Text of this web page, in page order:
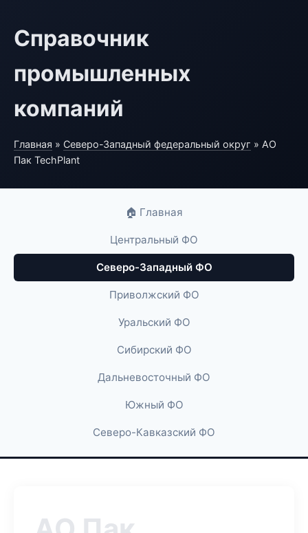
Справочник
промышленных
компаний
Главная » Северо-Западный федеральный округ » АО
Пак TechPlant
🏠 Главная
Центральный ФО
Северо-Западный ФО
Приволжский ФО
Уральский ФО
Сибирский ФО
Дальневосточный ФО
Южный ФО
Северо-Кавказский ФО